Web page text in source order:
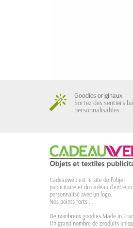
Goodies originaux
Sortez des sentiers
personnalisables
Cadeauweb est le site de l'objet
publicitaire et du cadeau
personnalisé avec un logo.
Nos points forts :
De nombreux goodies Made in
Un grand nombre de produits